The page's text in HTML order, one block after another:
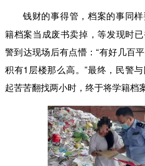
钱财的事得管，档案的事同
籍档案当成废书卖掉，等发现时
警到达现场后有点懵：“有好几百
积有1层楼那么高。”最终，民警
起苦苦翻找两小时，终于将学籍档